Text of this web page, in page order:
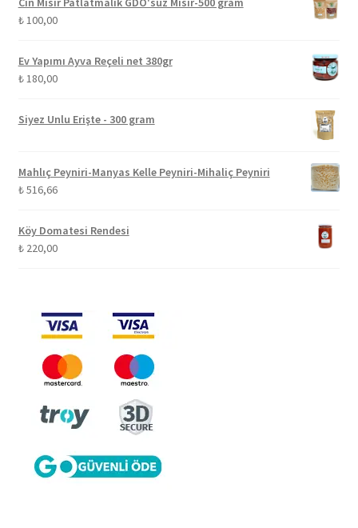
₺100,00
Ev Yapımı Ayva Reçeli net 380gr
₺180,00
Siyez Unlu Erişte - 300 gram
Mahlıç Peyniri-Manyas Kelle Peyniri-Mihaliç Peyniri
₺516,66
Köy Domatesi Rendesi
₺220,00